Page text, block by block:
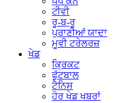
ਟੀਵੀ
ਰੂ-ਬ-ਰੂ
ਪੁਰਾਣੀਆਂ ਯਾਦਾ
ਮੂਵੀ ਟਰੇਲਰਜ਼
ਖੇਡ
ਕ੍ਰਿਕਟ
ਫੁੱਟਬਾਲ
ਟੈਨਿਸ
ਹੋਰ ਖੇਡ ਖਬਰਾਂ